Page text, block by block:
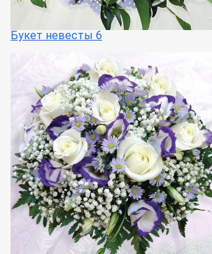
Букет невесты 6